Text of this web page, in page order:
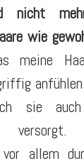
nicht
wie
meine
sie
vor allem